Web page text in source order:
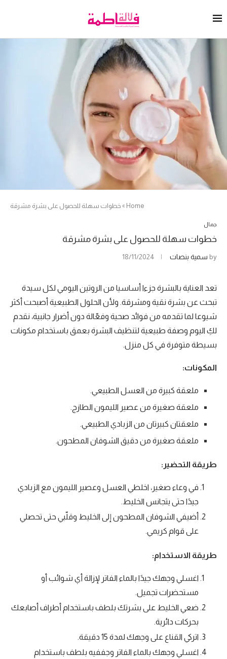
Home
» خطوات سهلة للحصول على بشرة مشرقة
جمال
خطوات سهلة للحصول على بشرة مشرقة
by سمية بنصات 18/11/2024
تعد العناية بالبشرة جزءا أساسيا من الروتين اليومي لكل سيدة
تبحث عن بشرة نقية ومشرقة. ولأن الحلول الطبيعية أصبحت أكثر
شيوعا لما تقدمه من فوائد صحية وفعّالة دون أضرار جانبية، نقدم
لكِ اليوم وصفة طبيعية لتنظيف البشرة بعمق باستخدام مكونات
بسيطة متوفرة في كل منزل.
المكونات:
ملعقة كبيرة من العسل الطبيعي.
ملعقة صغيرة من عصير الليمون الطازج.
ملعقتان كبيرتان من الزبادي الطبيعي.
ملعقة صغيرة من دقيق الشوفان المطحون.
طريقة التحضير:
في وعاء صغير، اخلطي العسل وعصير الليمون مع الزبادي
جيدًا حتى يتجانس الخليط.
أضيفي الشوفان المطحون إلى الخليط وقلّبي حتى تحصلي
على قوام كريمي.
طريقة الاستخدام:
اغسلي وجهك جيدًا بالماء الفاتر لإزالة أي شوائب أو
مستحضرات تجميل.
ضعي الخليط على بشرتك بلطف باستخدام أطراف أصابعك
بحركات دائرية.
اتركي القناع على وجهك لمدة 15 دقيقة.
اغسلي وجهك بالماء الفاتر وجففيه بلطف باستخدام